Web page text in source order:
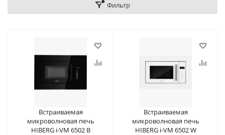
Фильтр
Встраиваемая
микроволновая печь
HIBERG i-VM 6502 B
Встраиваемая
микроволновая печь
HIBERG i-VM 6502 W